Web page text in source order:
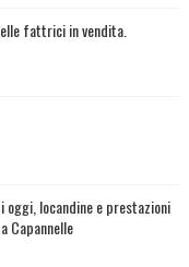
fattrici in vendita.
locandine e prestazioni
Capannelle